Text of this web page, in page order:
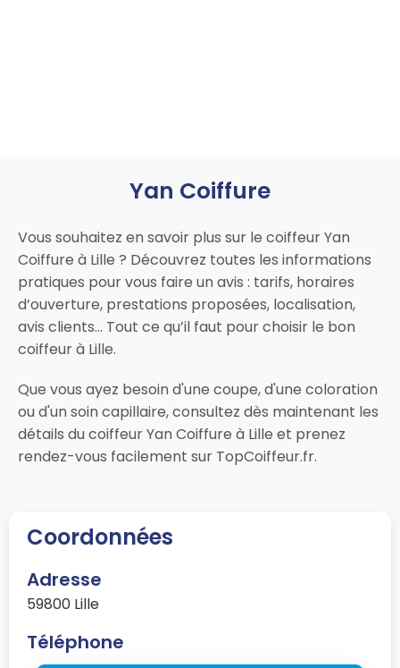
Yan Coiffure
Vous souhaitez en savoir plus sur le coiffeur Yan
Coiffure à Lille ? Découvrez toutes les informations
pratiques pour vous faire un avis : tarifs, horaires
d’ouverture, prestations proposées, localisation,
avis clients… Tout ce qu’il faut pour choisir le bon
coiffeur à Lille.
Que vous ayez besoin d'une coupe, d'une coloration
ou d'un soin capillaire, consultez dès maintenant les
détails du coiffeur Yan Coiffure à Lille et prenez
rendez-vous facilement sur TopCoiffeur.fr.
Coordonnées
Adresse
59800 Lille
Téléphone